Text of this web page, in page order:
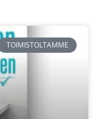
TOIMISTOLTAMME